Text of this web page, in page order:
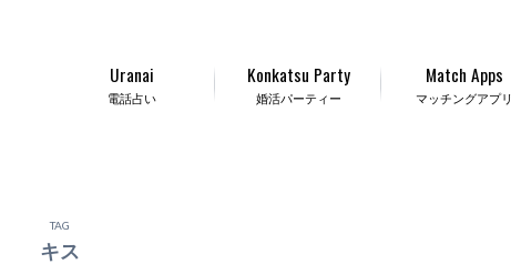
電話占い
Uranai
婚活パーティー
Konkatsu Party
マッチングアプリ
Match Apps
TAG
キス